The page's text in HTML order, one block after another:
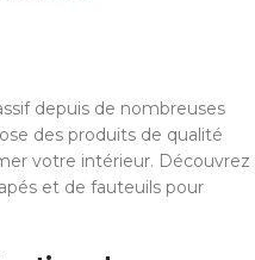
depuis de nombreuses
des produits de qualité
votre intérieur. Découvrez
et de fauteuils pour